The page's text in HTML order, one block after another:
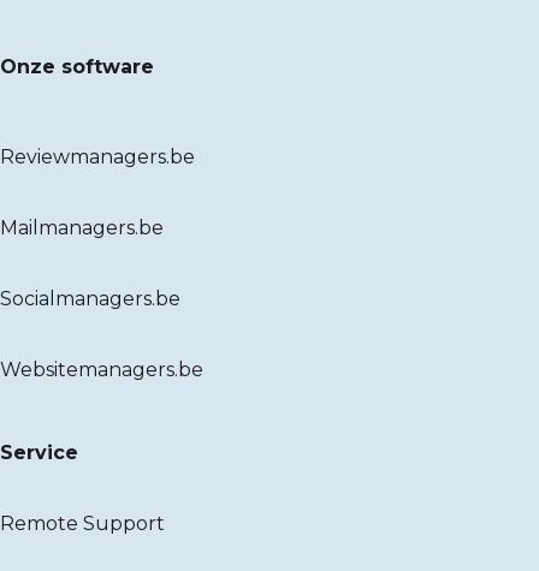
Onze software
Reviewmanagers.be
Mailmanagers.be
Socialmanagers.be
Websitemanagers.be
Service
Remote Support